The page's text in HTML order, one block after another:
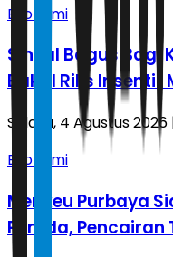
Ekonomi
Sinyal Bagus Bagi
Bakal Rilis Insentif
Selasa, 4 Agustus 2026
Ekonomi
Menkeu Purbaya
Pemda, Pencairan